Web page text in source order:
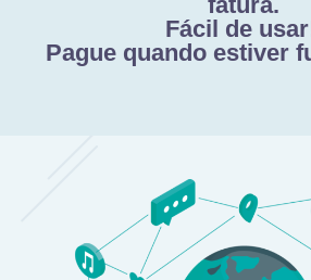
Fácil de
Pague quando estiver